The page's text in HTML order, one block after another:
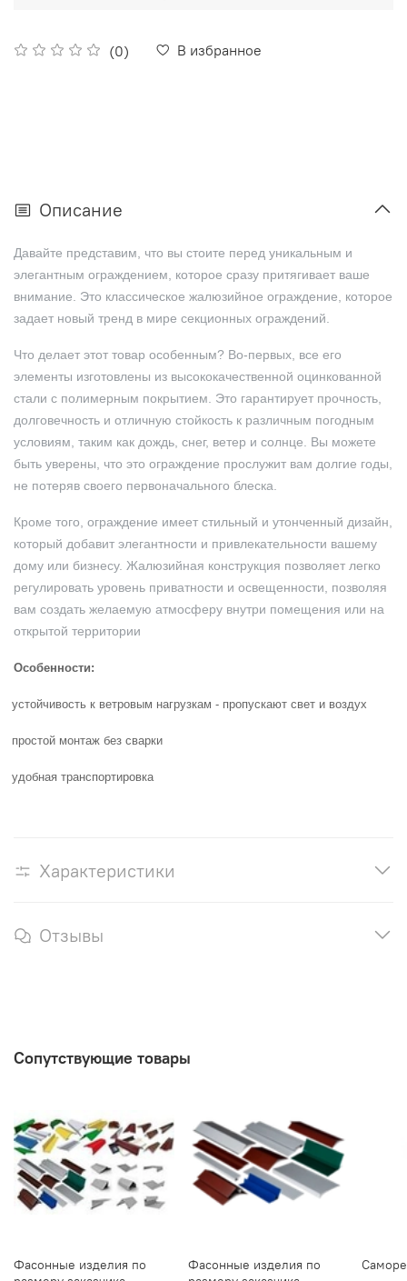
(0) В избранное
Описание
Давайте представим, что вы стоите перед уникальным и
элегантным ограждением, которое сразу притягивает ваше
внимание. Это классическое жалюзийное ограждение, которое
задает новый тренд в мире секционных ограждений.
Что делает этот товар особенным? Во-первых, все его
элементы изготовлены из высококачественной оцинкованной
стали с полимерным покрытием. Это гарантирует прочность,
долговечность и отличную стойкость к различным погодным
условиям, таким как дождь, снег, ветер и солнце. Вы можете
быть уверены, что это ограждение прослужит вам долгие годы,
не потеряв своего первоначального блеска.
Кроме того, ограждение имеет стильный и утонченный дизайн,
который добавит элегантности и привлекательности вашему
дому или бизнесу. Жалюзийная конструкция позволяет легко
регулировать уровень приватности и освещенности, позволяя
вам создать желаемую атмосферу внутри помещения или на
открытой территории
Особенности:
устойчивость к ветровым нагрузкам - пропускают свет и воздух
простой монтаж без сварки
удобная транспортировка
Характеристики
Отзывы
Сопутствующие товары
Фасонные изделия по
Фасонные изделия по